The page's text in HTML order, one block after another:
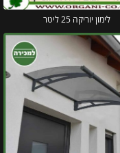
לימון יוריקה 25 ליטר